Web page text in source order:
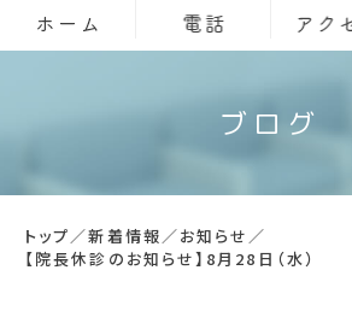
ブログ
トップ／新着情報／お知らせ ／
【院長休診のお知らせ】8月28日（水）